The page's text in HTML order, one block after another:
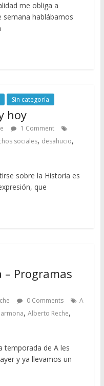
me obliga a
semana hablábamos
Sin categoría
hoy
1 Comment
sociales, desahucio,
sobre la Historia es
que
– Programas
0 Comments
A
, Alberto Reche,
temporada de A les
y ya llevamos un